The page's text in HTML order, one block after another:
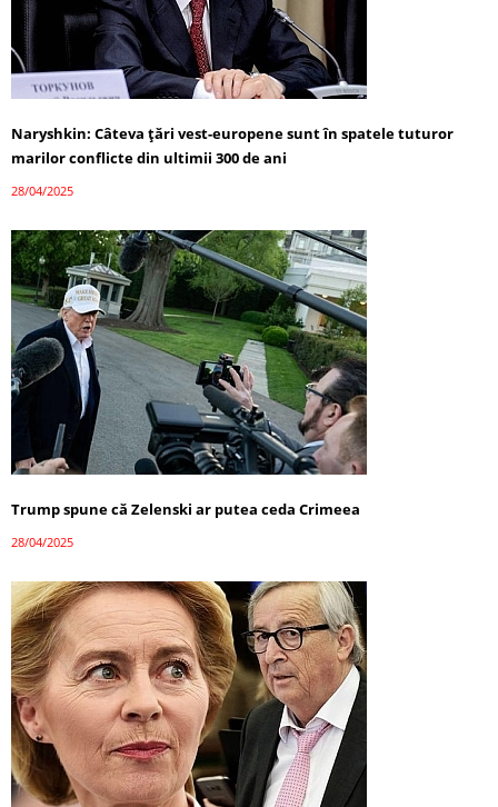
Naryshkin: Câteva țări vest-europene sunt în spatele tuturor
marilor conflicte din ultimii 300 de ani
28/04/2025
Trump spune că Zelenski ar putea ceda Crimeea
28/04/2025